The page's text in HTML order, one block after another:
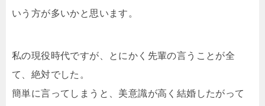
いう方が多いかと思います。
私の現役時代ですが、とにかく先輩の言うことが全
て、絶対でした。
簡単に言ってしまうと、美意識が高く結婚したがって